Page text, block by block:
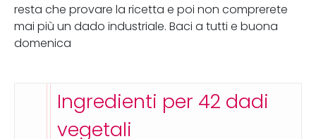
resta che provare la ricetta e poi non comprerete
mai più un dado industriale. Baci a tutti e buona
domenica
Ingredienti per 42 dadi
vegetali